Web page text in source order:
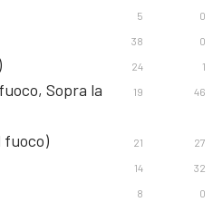
5 0
38 0
24 1
Sopra la
19 46
fuoco) 21 27
14 32
8 0